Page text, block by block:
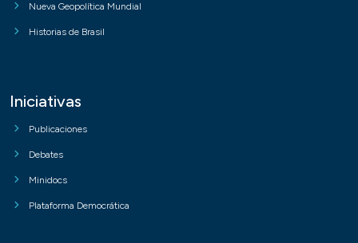
Nueva Geopolítica Mundial
Historias de Brasil
Iniciativas
Publicaciones
Debates
Minidocs
Plataforma Democrática